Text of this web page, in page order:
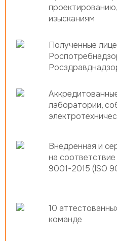
изысканиям
Полученные
лаборатории,
Внедренная и
на
9001-2015 (ISO
10
команде